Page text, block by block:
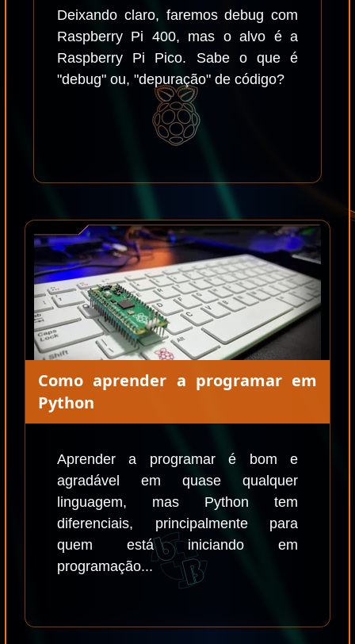
Deixando claro, faremos debug com
Raspberry Pi 400, mas o alvo é a
Raspberry Pi Pico. Sabe o que é
"debug" ou, "depuração" de código?
Como aprender a programar em
Python
Aprender a programar é bom e
agradável em quase qualquer
linguagem, mas Python tem
diferenciais, principalmente para
quem está iniciando em
programação...